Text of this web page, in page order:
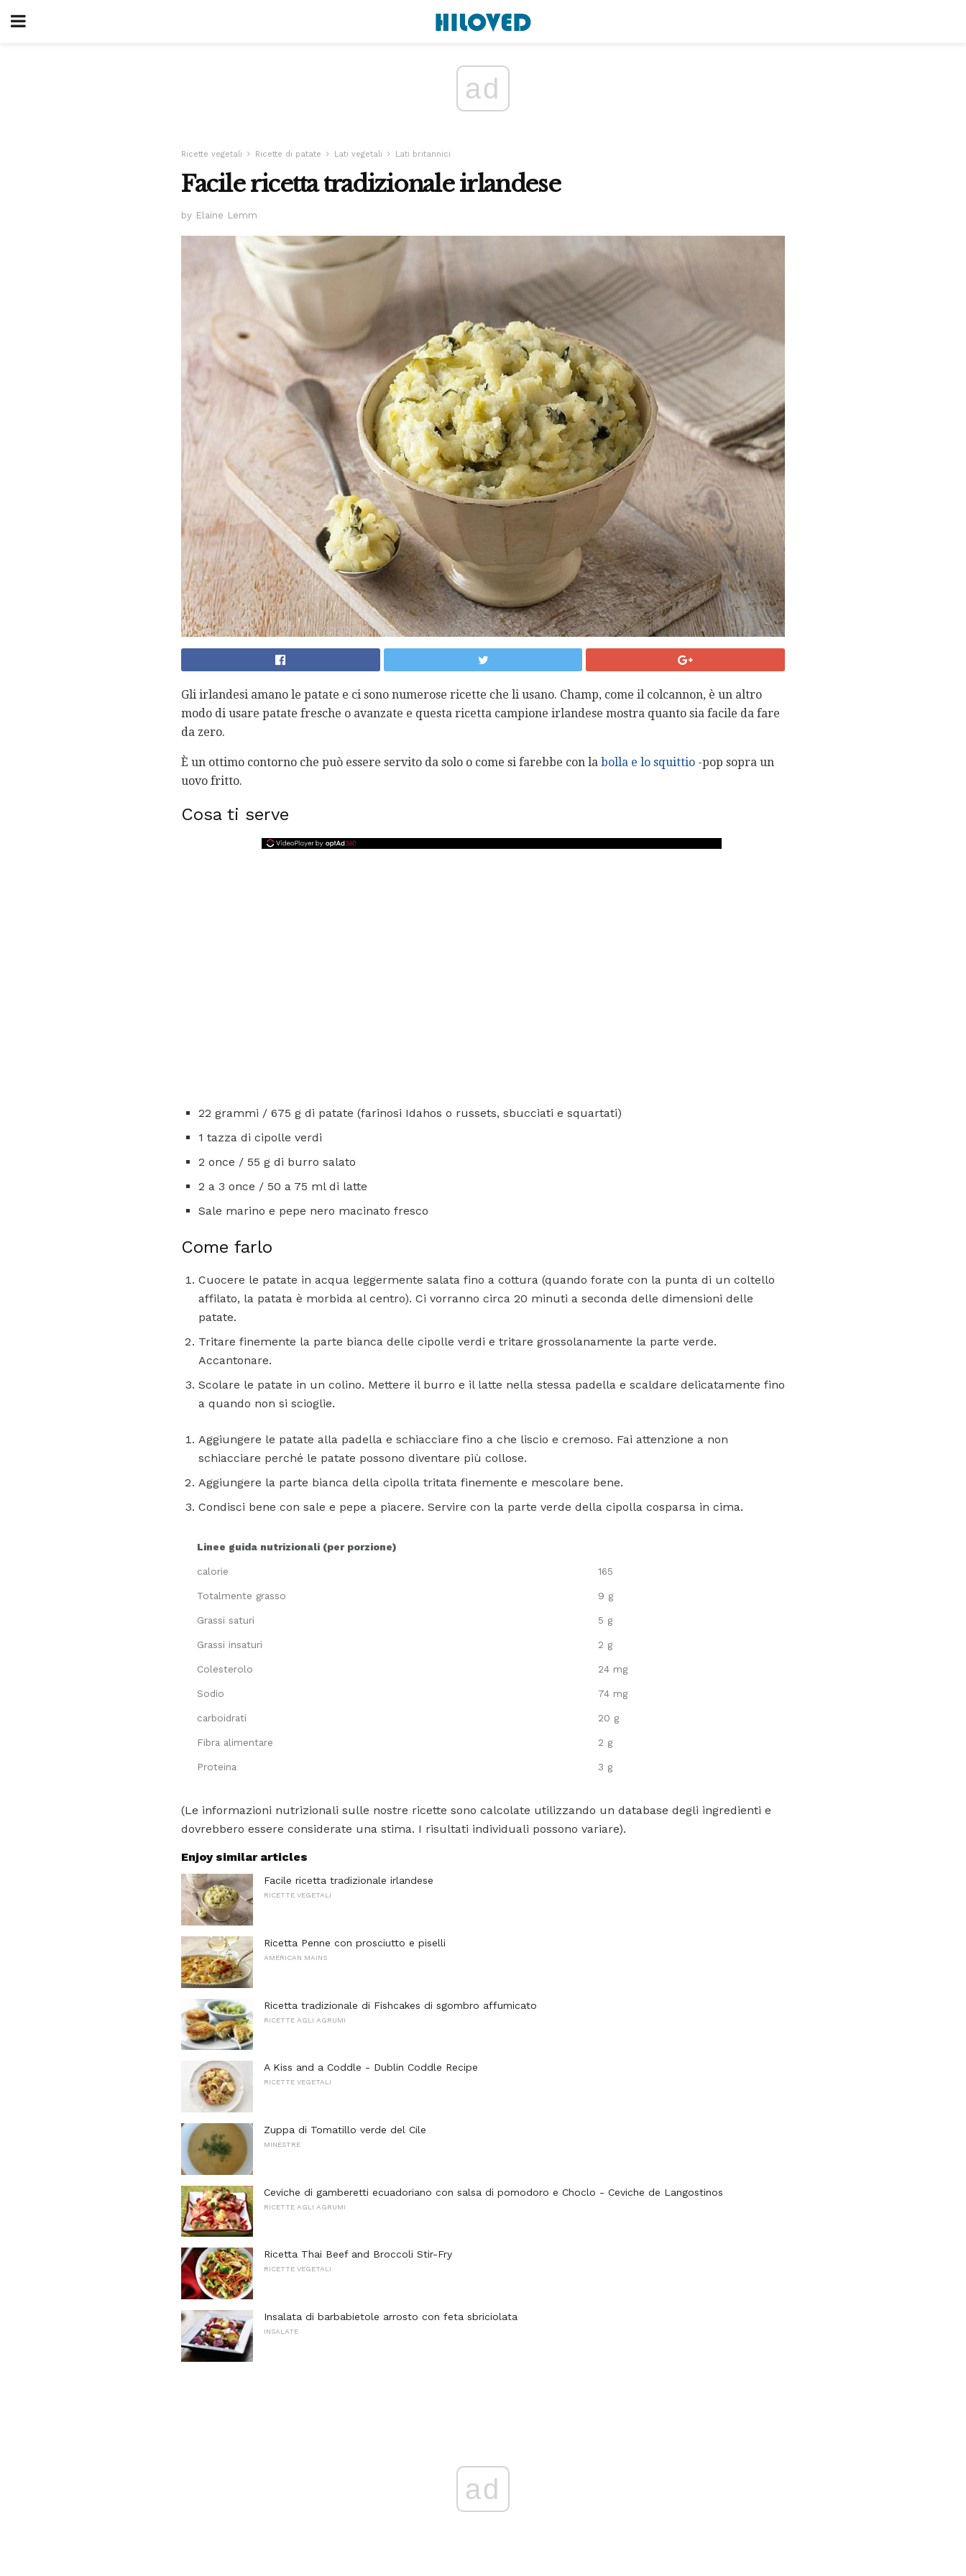
ad
Ricette vegetali Ricette di patate Lati vegetali Lati britannici
Facile ricetta tradizionale irlandese
by Elaine Lemm
Gli irlandesi amano le patate e ci sono numerose ricette che li usano. Champ, come il colcannon, è un altro
modo di usare patate fresche o avanzate e questa ricetta campione irlandese mostra quanto sia facile da fare
da zero.
È un ottimo contorno che può essere servito da solo o come si farebbe con la bolla e lo squittio -pop sopra un
uovo fritto.
Cosa ti serve
22 grammi / 675 g di patate (farinosi Idahos o russets, sbucciati e squartati)
1 tazza di cipolle verdi
2 once / 55 g di burro salato
2 a 3 once / 50 a 75 ml di latte
Sale marino e pepe nero macinato fresco
Come farlo
Cuocere le patate in acqua leggermente salata fino a cottura (quando forate con la punta di un coltello
affilato, la patata è morbida al centro). Ci vorranno circa 20 minuti a seconda delle dimensioni delle
patate.
Tritare finemente la parte bianca delle cipolle verdi e tritare grossolanamente la parte verde.
Accantonare.
Scolare le patate in un colino. Mettere il burro e il latte nella stessa padella e scaldare delicatamente fino
a quando non si scioglie.
Aggiungere le patate alla padella e schiacciare fino a che liscio e cremoso. Fai attenzione a non
schiacciare perché le patate possono diventare più collose.
Aggiungere la parte bianca della cipolla tritata finemente e mescolare bene.
Condisci bene con sale e pepe a piacere. Servire con la parte verde della cipolla cosparsa in cima.
Linee guida nutrizionali (per porzione)
calorie 165
Totalmente grasso 9 g
Grassi saturi 5 g
Grassi insaturi 2 g
Colesterolo 24 mg
Sodio 74 mg
carboidrati 20 g
Fibra alimentare 2 g
Proteina 3 g
(Le informazioni nutrizionali sulle nostre ricette sono calcolate utilizzando un database degli ingredienti e
dovrebbero essere considerate una stima. I risultati individuali possono variare).
Enjoy similar articles
Facile ricetta tradizionale irlandese
RICETTE VEGETALI
Ricetta Penne con prosciutto e piselli
AMERICAN MAINS
Ricetta tradizionale di Fishcakes di sgombro affumicato
RICETTE AGLI AGRUMI
A Kiss and a Coddle - Dublin Coddle Recipe
RICETTE VEGETALI
Zuppa di Tomatillo verde del Cile
MINESTRE
Ceviche di gamberetti ecuadoriano con salsa di pomodoro e Choclo - Ceviche de Langostinos
RICETTE AGLI AGRUMI
Ricetta Thai Beef and Broccoli Stir-Fry
RICETTE VEGETALI
Insalata di barbabietole arrosto con feta sbriciolata
INSALATE
ad